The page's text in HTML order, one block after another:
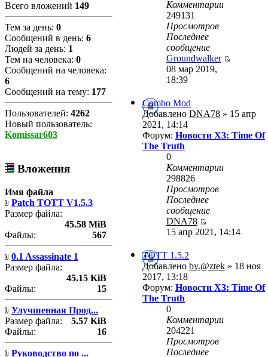
Всего вложений 149
Тем за день: 0
Сообщений в день: 6
Людей за день: 1
Тем на человека: 0
Сообщений на человека:
6
Сообщений на тему: 177
Пользователей: 4262
Новый пользователь:
Komissar603
Вложения
Имя файла
Patch TOTT V1.5.3
Размер файла:
45.58 MiB
Файлы:
567
0.1 Assassinate 1
Размер файла:
45.15 KiB
Файлы:
15
Улучшенная Прод...
Размер файла:
5.57 KiB
Файлы:
16
Руководство по ...
Комментарии
249131
Просмотров
Последнее
сообщение
Groundwalker
08 мар 2019,
18:39
Combo Mod
Добавлено DNA78 » 15 апр
2021, 14:14
Форум: Новости X3: Time Of
The Truth
0
Комментарии
298826
Просмотров
Последнее
сообщение
DNA78
15 апр 2021, 14:14
TOTT 1.5.2
Добавлено by.@ztek » 18 ноя
2017, 13:18
Форум: Новости X3: Time Of
The Truth
0
Комментарии
204221
Просмотров
Последнее